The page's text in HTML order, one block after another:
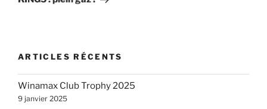
ARTICLES RÉCENTS
Winamax Club Trophy 2025
9 janvier 2025